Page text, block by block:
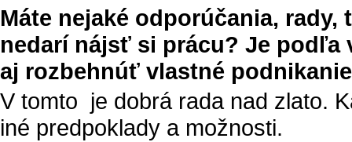
Máte nejaké odporúčania,
nedarí nájsť si prácu? Je
aj rozbehnúť vlastné
V tomto je dobrá rada nad zlato.
iné predpoklady a možnosti.